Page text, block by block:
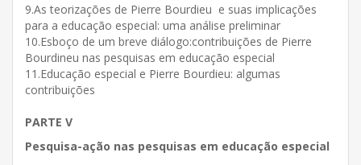
9.As teorizações de Pierre Bourdieu e suas implicações
para a educação especial: uma análise preliminar
10.Esboço de um breve diálogo:contribuições de Pierre
Bourdineu nas pesquisas em educação especial
11.Educação especial e Pierre Bourdieu: algumas
contribuições
PARTE V
Pesquisa-ação nas pesquisas em educação especial